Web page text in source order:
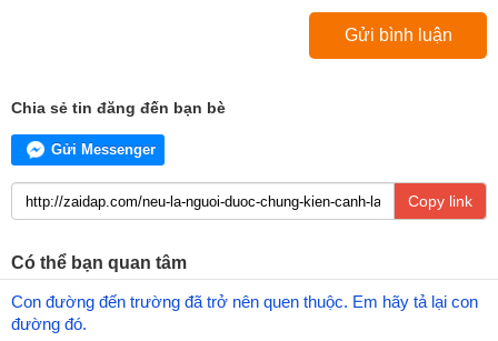
Chia sẻ tin đăng đến bạn bè
Gửi Messenger
Copy link
Có thể bạn quan tâm
Con đường đến trường đã trở nên quen thuộc. Em hãy tả lại con
đường đó.